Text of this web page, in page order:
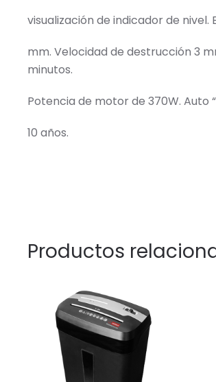
visualización de indicador de nivel.
mm. Velocidad de destrucción 3
minutos.
Potencia de motor de 370W. Auto
10 años.
Productos